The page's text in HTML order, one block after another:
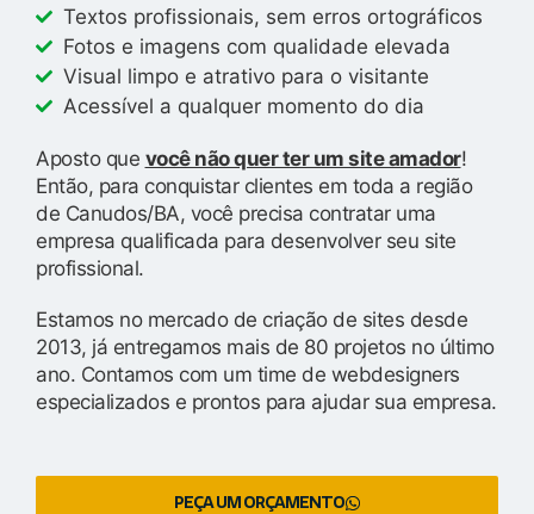
Textos profissionais, sem erros ortográficos
Fotos e imagens com qualidade elevada
Visual limpo e atrativo para o visitante
Acessível a qualquer momento do dia
Aposto que você não quer ter um site amador!
Então, para conquistar clientes em toda a região
de Canudos/BA, você precisa contratar uma
empresa qualificada para desenvolver seu site
profissional.
Estamos no mercado de criação de sites desde
2013, já entregamos mais de 80 projetos no último
ano. Contamos com um time de webdesigners
especializados e prontos para ajudar sua empresa.
PEÇA UM ORÇAMENTO